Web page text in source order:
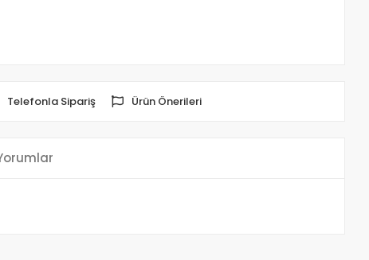
Telefonla Sipariş Ürün Önerileri